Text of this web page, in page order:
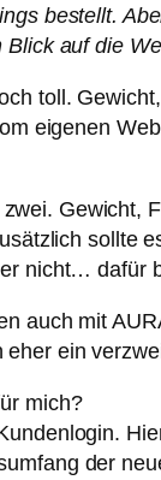
bestellt.
Blick auf die
toll.
eigenen
Gewicht,
sollte
nicht… dafür
auch mit
ein
mich?
der